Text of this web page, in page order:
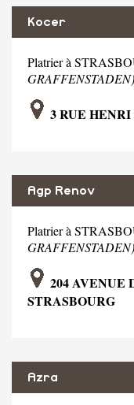
Kocer
Platrier à
GRAFFENSTADEN)
3 RUE
Agp Renov
Platrier à
GRAFFENSTADEN)
204 AVENUE
STRASBOURG
Azra